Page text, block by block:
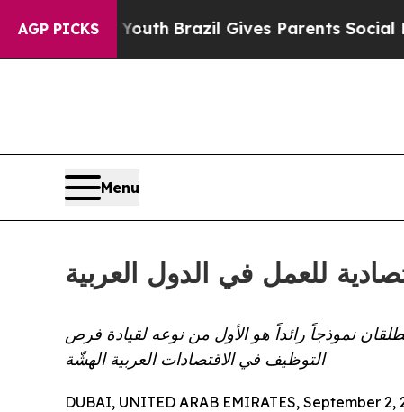
AGP PICKS
to Youth Brazil Gives Parents Social Media
Menu
للعمل في الدول العربية
نموذجاً رائداً هو الأول من نوعه لقيادة فرص
التوظيف في الاقتصادات العربية الهشّة
DUBAI, UNITED ARAB EMIRATES, September 2,